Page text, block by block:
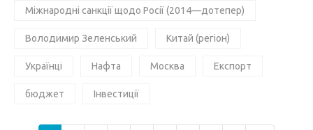
Міжнародні санкції щодо Росії (2014—дотепер)
Володимир Зеленський Китай (регіон)
Українці Нафта Москва Експорт
бюджет Інвестиції